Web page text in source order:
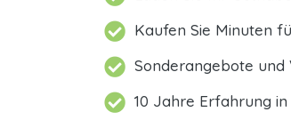
Kaufen Sie Minuten
Sonderangebote und
10 Jahre Erfahrung